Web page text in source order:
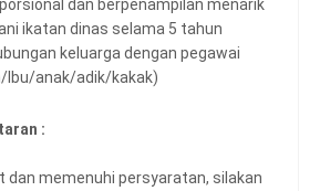
dan berpenampilan menarik
ikatan dinas selama 5 tahun
keluarga dengan pegawai
Ibu/anak/adik/kakak)
:
dan memenuhi persyaratan, silakan